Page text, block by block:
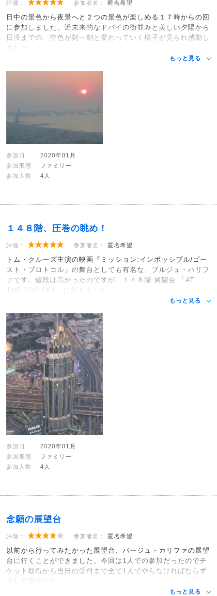
評価： 参加者名： 匿名希望
日中の景色から夜景へと２つの景色が楽しめる１７時からの回
に参加しました。近未来的なドバイの街並みと美しい夕陽から
日没までの、空色が刻一刻と変わっていく様子が見られ感動し
ました。
もっと見る
参加日
2020年01月
参加形態
ファミリー
参加人数
4人
１４８階、圧巻の眺め！
評価： 参加者名： 匿名希望
トム・クルーズ主演の映画『ミッション:インポッシブル/ゴー
スト・プロトコル』の舞台としても有名な、ブルジュ・ハリフ
ァです。値段は高かったのですが、１４８階 展望台 「AT
THE TOP SKY」に行きました。
もっと見る
参加日
2020年01月
参加形態
ファミリー
参加人数
4人
念願の展望台
評価： 参加者名： 匿名希望
以前から行ってみたかった展望台、バージュ・カリファの展望
台に行くことができました。今回は1人での参加だったのでチ
ケット取得から当日の受付まで全て1人でやらなければならず
少し不安でした。
もっと見る